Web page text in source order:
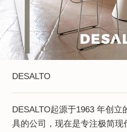
DESALTO
DESALTO起源于1963 年创立
具的公司，现在是专注极简现